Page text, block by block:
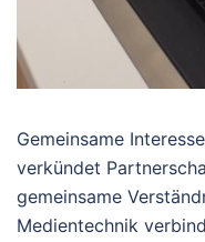
Gemeinsame
verkündet
gemeinsame
Medientechnik